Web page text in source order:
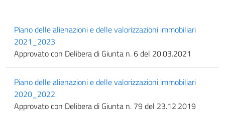
Piano delle alienazioni e delle valorizzazioni immobiliari
2021_2023
Approvato con Delibera di Giunta n. 6 del 20.03.2021
Piano delle alienazioni e delle valorizzazioni immobiliari
2020_2022
Approvato con Delibera di Giunta n. 79 del 23.12.2019